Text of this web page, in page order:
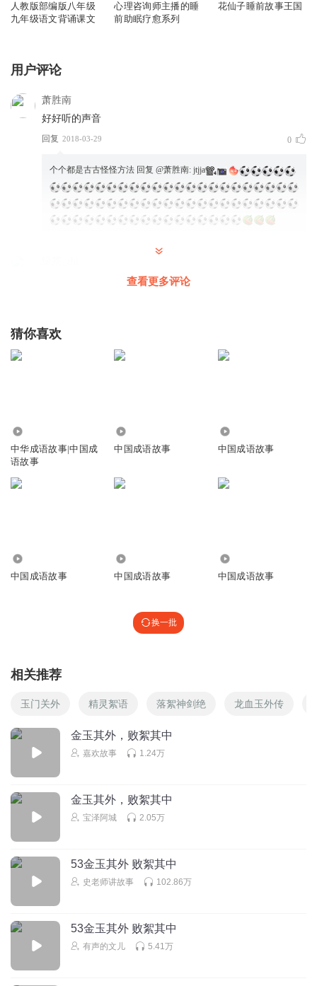
人教版部编版八年级
九年级语文背诵课文
心理咨询师主播的睡
前助眠疗愈系列
花仙子睡前故事王国
用户评论
萧胜南
好好听的声音
回复 2018-03-29 0
个个都是古古怪怪方法 回复 @萧胜南: jtjja
胡讲故事覅个臭居居西甲硅油凤凰阁堺雅人是苏沙滩裤裤哭
燃油费没错忙不忙擦擦就发给你御景华庭个任务好腻害仁德
意思i已恢复具体问题看公告志云饭局等过几天
回复 2020-12-28
查看更多评论
猜你喜欢
中华成语故事|中国成
语故事
中国成语故事 中国成语故事
中国成语故事 中国成语故事 中国成语故事
换一批
相关推荐
玉门关外 精灵絮语 落絮神剑绝 龙血玉外传
金玉其外，败絮其中
嘉欢故事 1.24万
金玉其外，败絮其中
宝泽阿城 2.05万
53金玉其外 败絮其中
史老师讲故事 102.86万
53金玉其外 败絮其中
有声的文儿 5.41万